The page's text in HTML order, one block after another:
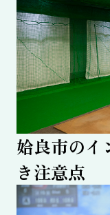
姶良市のイ
き注意点